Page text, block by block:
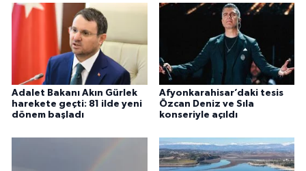
Adalet Bakanı Akın Gürlek
harekete geçti: 81 ilde yeni
dönem başladı
Afyonkarahisar’daki tesis
Özcan Deniz ve Sıla
konseriyle açıldı